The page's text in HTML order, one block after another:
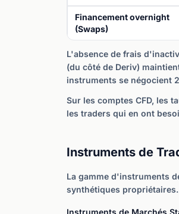
Financement overnight
(Swaps)
L'absence de frais
(du côté de Deriv)
instruments se négocient
Sur les comptes CFD, les
les traders qui en ont
Instruments de
La gamme d'instruments
synthétiques
Instruments de Marchés